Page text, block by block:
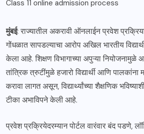
मुंबई: राज्यातील अकरावी ऑनलाईन प्रवेश
गोंधळात सापडल्याचा आरोप अखिल भारतीय
केला आहे. शिक्षण विभागाच्या अपुऱ्या नियोजनामुळे
तांत्रिक त्रुटींमुळे हजारो विद्यार्थी आणि
करावा लागत असून, विद्यार्थ्यांच्या शैक्षणिक
टीका अभाविपने केली आहे.
प्रवेश प्रक्रियेदरम्यान पोर्टल वारंवार बंद पडणे,